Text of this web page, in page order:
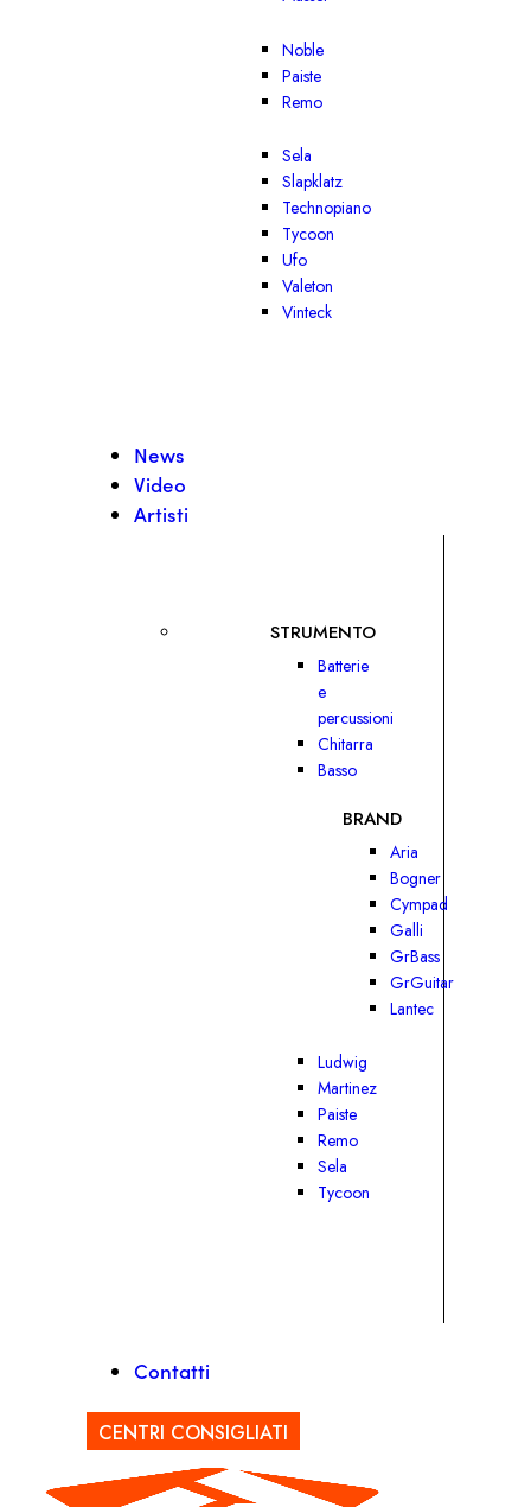
Noble
Paiste
Remo
Sela
Slapklatz
Technopiano
Tycoon
Ufo
Valeton
Vinteck
News
Video
Artisti
STRUMENTO
Batterie
e
percussioni
Chitarra
Basso
BRAND
Aria
Bogner
Cympad
Galli
GrBass
GrGuitar
Lantec
Ludwig
Martinez
Paiste
Remo
Sela
Tycoon
Contatti
CENTRI CONSIGLIATI